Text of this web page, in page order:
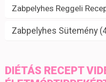
Zabpelyhes Reggeli
Zabpelyhes Sütemény
DIÉTÁS RECEPT